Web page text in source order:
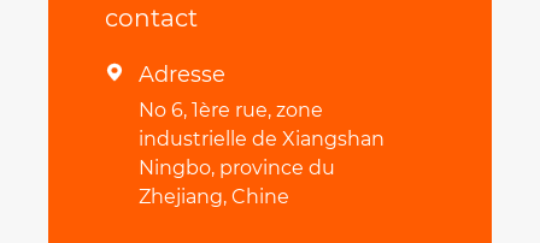
contact
 Adresse
No 6, 1ère rue, zone
industrielle de Xiangshan
Ningbo, province du
Zhejiang, Chine